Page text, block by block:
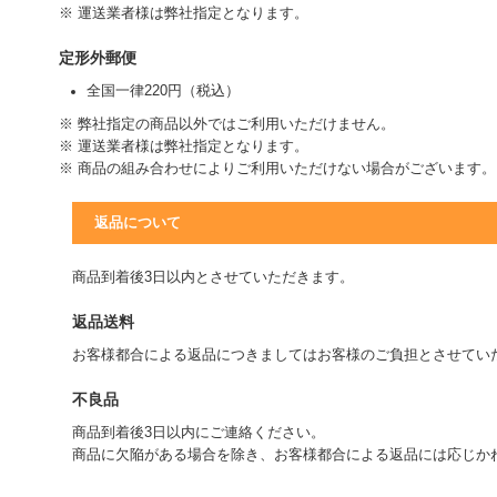
※ 運送業者様は弊社指定となります。
定形外郵便
全国一律220円（税込）
※ 弊社指定の商品以外ではご利用いただけません。
※ 運送業者様は弊社指定となります。
※ 商品の組み合わせによりご利用いただけない場合がございます。
返品について
商品到着後3日以内とさせていただきます。
返品送料
お客様都合による返品につきましてはお客様のご負担とさせて
不良品
商品到着後3日以内にご連絡ください。
商品に欠陥がある場合を除き、お客様都合による返品には応じ